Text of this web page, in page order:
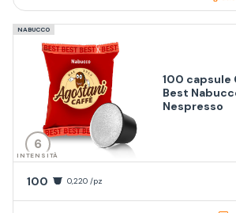
NABUCCO
6
INTENSITÀ
100 capsule
Best
Nespresso
100 0,220 /pz